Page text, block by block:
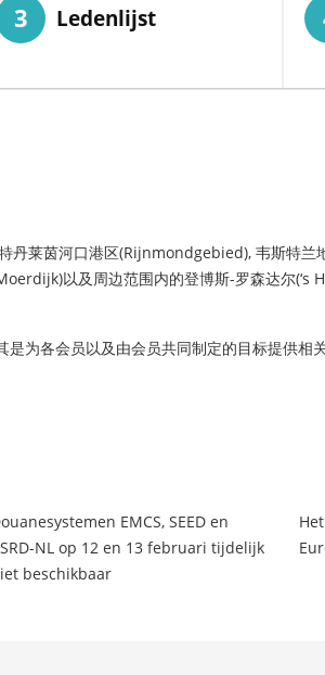
3 Ledenlijst
丹莱茵河口港区(Rijnmondgebied), 韦斯特
以及周边范围内的登博斯-罗森达尔(‘s
为各会员以及由会员共同制定的目标提供相关
EMCS, SEED en
NL op 12 en 13 februari tijdelijk
beschikbaar